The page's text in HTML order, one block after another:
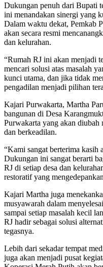
Dukungan penuh dari Bupati
ini menandakan sinergi yang
Dalam waktu dekat, Pemkab
akan secara resmi
dan kelurahan.
“Rumah RJ ini akan menjadi
mencari solusi atas masalah
kunci utama, dan jika tidak
pengadilan menjadi pilihan
Kajari Purwakarta, Martha
bangunan di Desa
Purwakarta yang akan diubah
dan berkeadilan.
“Kami sangat berterima kasih
Dukungan ini sangat berarti
RJ di setiap desa dan
restoratif yang
Kajari Martha juga
musyawarah dalam
sampai setiap masalah kecil
RJ hadir sebagai solusi
tegasnya.
Lebih dari sekadar tempat
juga akan menjadi pusat